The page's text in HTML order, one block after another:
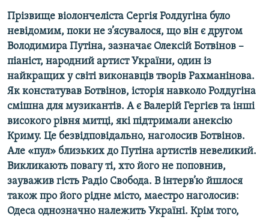
Прізвище віолончеліста Сергія Ролдугіна було
невідомим, поки не з’ясувалося, що він є другом
Володимира Путіна, зазначає Олексій Ботвінов –
піаніст, народний артист України, один із
найкращих у світі виконавців творів Рахманінова.
Як констатував Ботвінов, історія навколо Ролдугіна
смішна для музикантів. А є Валерій Гергієв та інші
високого рівня митці, які підтримали анексію
Криму. Це безвідповідально, наголосив Ботвінов.
Але «пул» близьких до Путіна артистів невеликий.
Викликають повагу ті, хто його не поповнив,
зауважив гість Радіо Свобода. В інтерв’ю йшлося
також про його рідне місто, маестро наголосив:
Одеса однозначно належить Україні. Крім того,